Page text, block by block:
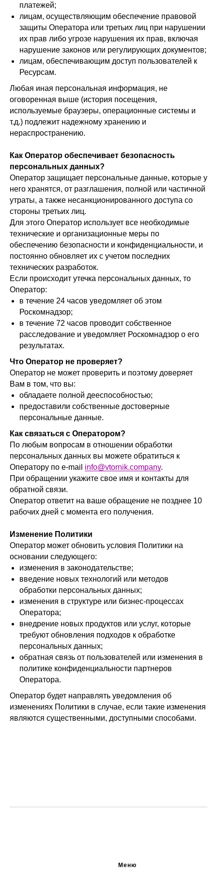
платежей;
лицам, осуществляющим обеспечение правовой
защиты Оператора или третьих лиц при нарушении
их прав либо угрозе нарушения их прав, включая
нарушение законов или регулирующих документов;
лицам, обеспечивающим доступ пользователей к
Ресурсам.
Любая иная персональная информация, не
оговоренная выше (история посещения,
используемые браузеры, операционные системы и
т.д.) подлежит надежному хранению и
нераспространению.
Как Оператор обеспечивает безопасность
персональных данных?
Оператор защищает персональные данные, которые у
него хранятся, от разглашения, полной или частичной
утраты, а также несанкционированного доступа со
стороны третьих лиц.
Для этого Оператор использует все необходимые
технические и организационные меры по
обеспечению безопасности и конфиденциальности, и
постоянно обновляет их с учетом последних
технических разработок.
Если происходит утечка персональных данных, то
Оператор:
в течение 24 часов уведомляет об этом
Роскомнадзор;
в течение 72 часов проводит собственное
расследование и уведомляет Роскомнадзор о его
результатах.
Что Оператор не проверяет?
Оператор не может проверить и поэтому доверяет
Вам в том, что вы:
обладаете полной дееспособностью;
предоставили собственные достоверные
персональные данные.
Как связаться с Оператором?
По любым вопросам в отношении обработки
персональных данных вы можете обратиться к
Оператору по e-mail info@vtornik.company.
При обращении укажите свое имя и контакты для
обратной связи.
Оператор ответит на ваше обращение не позднее 10
рабочих дней с момента его получения.
Изменение Политики
Оператор может обновить условия Политики на
основании следующего:
изменения в законодательстве;
введение новых технологий или методов
обработки персональных данных;
изменения в структуре или бизнес-процессах
Оператора;
внедрение новых продуктов или услуг, которые
требуют обновления подходов к обработке
персональных данных;
обратная связь от пользователей или изменения в
политике конфиденциальности партнеров
Оператора.
Оператор будет направлять уведомления об
изменениях Политики в случае, если такие изменения
являются существенными, доступными способами.
Меню